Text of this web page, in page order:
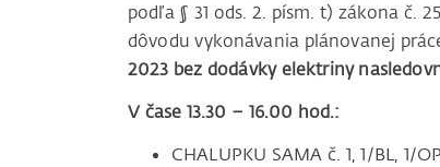
podľa § 31 ods. 2. písm. t) zákona č.
dôvodu vykonávania plánovanej
2023 bez dodávky elektriny
V čase 13.30 – 16.00 hod.:
CHALUPKU SAMA č. 1, 1/BL, 1/